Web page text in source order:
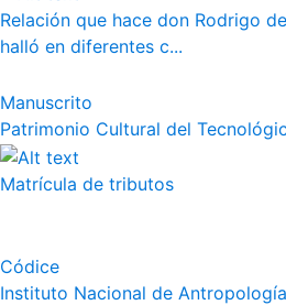
Relación que hace don Rodrigo
halló en diferentes c...
Manuscrito
Patrimonio Cultural del
Matrícula de tributos
Códice
Instituto Nacional de